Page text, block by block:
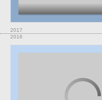
2017
2016